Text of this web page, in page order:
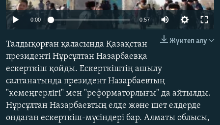
ЖАЗЫЛЫҢЫЗ
Басқа тілдерде
0:00 0:57
Жүктеп алу
Талдықорған қаласында Қазақстан
президенті Нұрсұлтан Назарбаевқа
ескерткіш қойды. Ескерткіштің ашылу
салтанатында президент Назарбаевтың
"кемеңгерлігі" мен "реформаторлығы" да айтылды.
Нұрсұлтан Назарбаевтың елде және шет елдерде
ондаған ескерткіш-мүсіндері бар. Алматы облысы,